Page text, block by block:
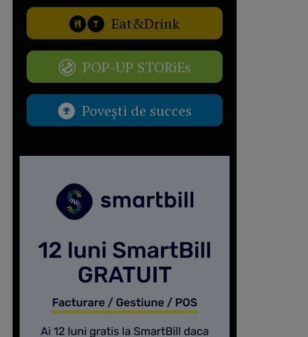
Eat&Drink
POP-UP STORiEs
Povești de succes